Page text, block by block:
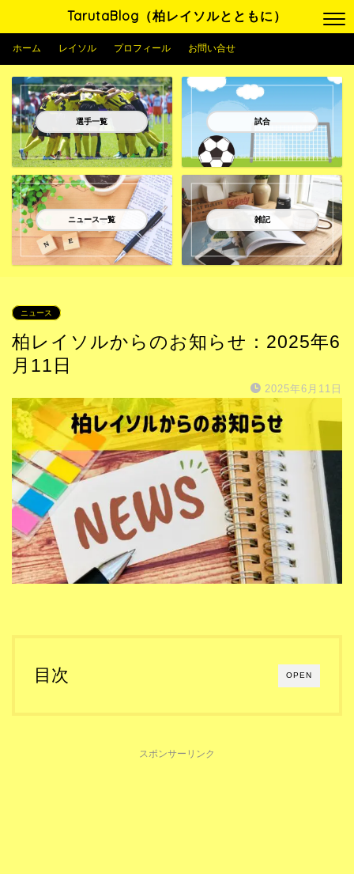
TarutaBlog（柏レイソルとともに）
ホーム レイソル プロフィール お問い合せ
選手一覧 試合
ニュース一覧 雑記
ニュース
柏レイソルからのお知らせ：2025年6
月11日
2025年6月11日
OPEN
目次
スポンサーリンク